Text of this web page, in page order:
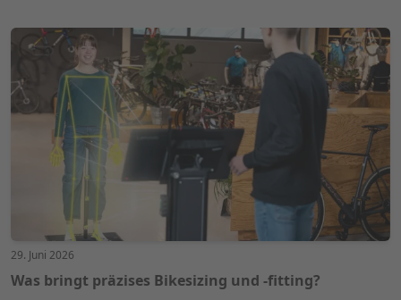
29. Juni 2026
Was bringt präzises Bikesizing und -fitting?